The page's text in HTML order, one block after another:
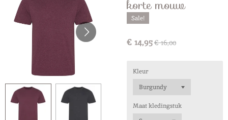
korte mouw
Sale!
€ 14,95€ 16,00
Kleur
Maat kledingstuk